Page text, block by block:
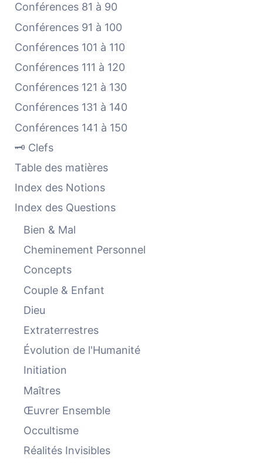
Conférences 81 à 90
Conférences 91 à 100
Conférences 101 à 110
Conférences 111 à 120
Conférences 121 à 130
Conférences 131 à 140
Conférences 141 à 150
🗝️ Clefs
Table des matières
Index des Notions
Index des Questions
Bien & Mal
Cheminement Personnel
Concepts
Couple & Enfant
Dieu
Extraterrestres
Évolution de l'Humanité
Initiation
Maîtres
Œuvrer Ensemble
Occultisme
Réalités Invisibles